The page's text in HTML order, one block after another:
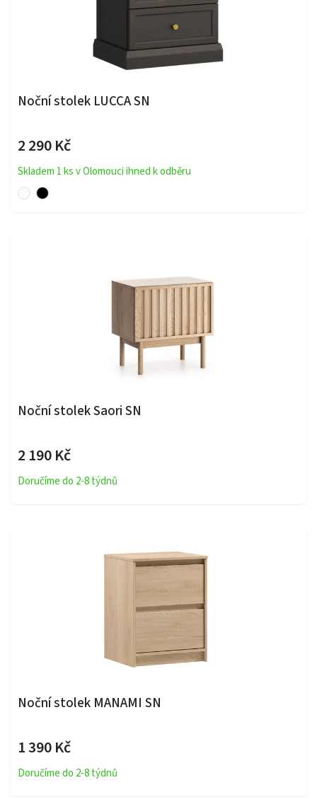
Noční stolek LUCCA SN
2 290 Kč
Skladem 1 ks v Olomouci ihned k odběru
Noční stolek Saori SN
2 190 Kč
Doručíme do 2-8 týdnů
Noční stolek MANAMI SN
1 390 Kč
Doručíme do 2-8 týdnů